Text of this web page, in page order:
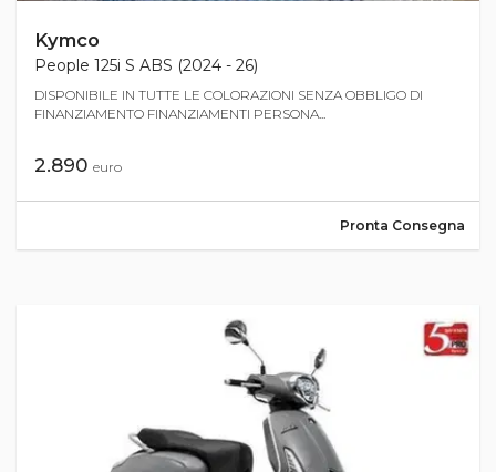
Kymco
People 125i S ABS (2024 - 26)
DISPONIBILE IN TUTTE LE COLORAZIONI SENZA OBBLIGO DI
FINANZIAMENTO FINANZIAMENTI PERSONA...
2.890 euro
Pronta Consegna